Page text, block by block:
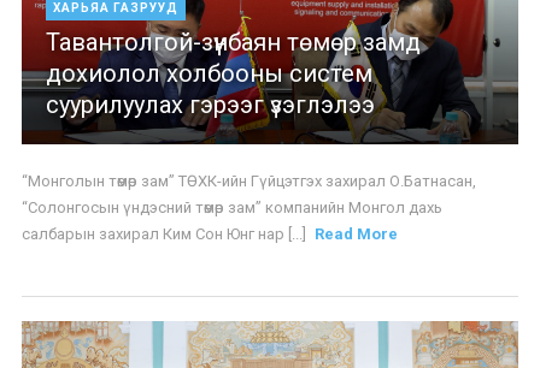
ХАРЬЯА ГАЗРУУД
Тавантолгой-зүүнбаян төмөр замд
дохиолол холбооны систем
суурилуулах гэрээг үзэглэлээ
“Монголын төмөр зам” ТӨХК-ийн Гүйцэтгэх захирал О.Батнасан,
“Солонгосын үндэсний төмөр зам” компанийн Монгол дахь
салбарын захирал Ким Сон Юнг нар [...]
Read More